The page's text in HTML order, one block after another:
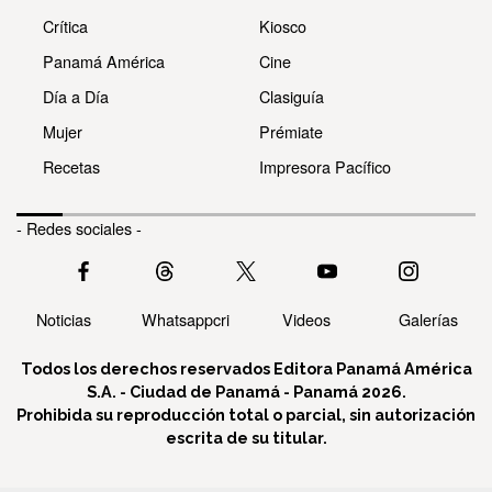
Crítica
Panamá América
Día a Día
Mujer
Recetas
Kiosco
Cine
Clasiguía
Prémiate
Impresora Pacífico
- Redes sociales -
Noticias Whatsappcri Videos Galerías
Todos los derechos reservados Editora Panamá América
S.A. - Ciudad de Panamá - Panamá 2026.
Prohibida su reproducción total o parcial, sin autorización
escrita de su titular.